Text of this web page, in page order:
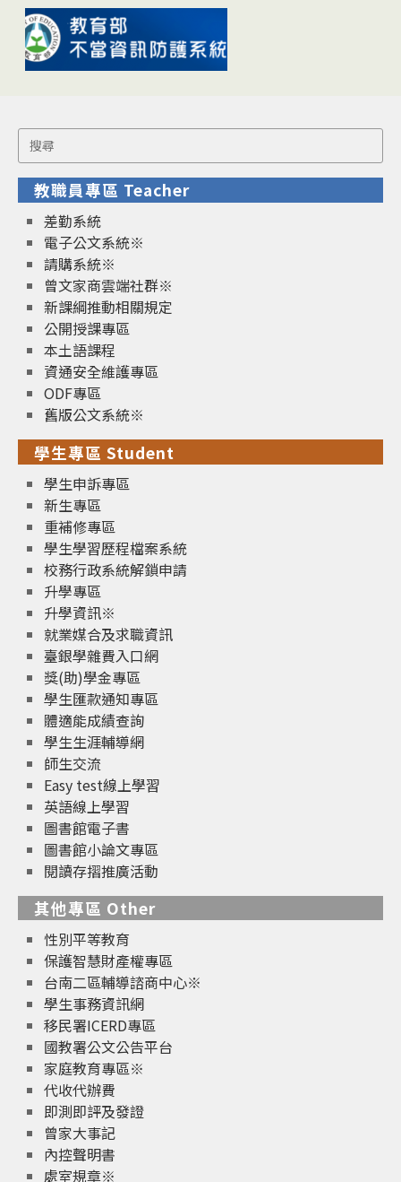
Search
for:
教職員專區 Teacher
差勤系統
電子公文系統※
請購系統※
曾文家商雲端社群※
新課綱推動相關規定
公開授課專區
本土語課程
資通安全維護專區
ODF專區
舊版公文系統※
學生專區 Student
學生申訴專區
新生專區
重補修專區
學生學習歷程檔案系統
校務行政系統解鎖申請
升學專區
升學資訊※
就業媒合及求職資訊
臺銀學雜費入口網
獎(助)學金專區
學生匯款通知專區
體適能成績查詢
學生生涯輔導網
師生交流
Easy test線上學習
英語線上學習
圖書館電子書
圖書館小論文專區
閱讀存摺推廣活動
其他專區 Other
性別平等教育
保護智慧財產權專區
台南二區輔導諮商中心※
學生事務資訊網
移民署ICERD專區
國教署公文公告平台
家庭教育專區※
代收代辦費
即測即評及發證
曾家大事記
內控聲明書
處室規章※